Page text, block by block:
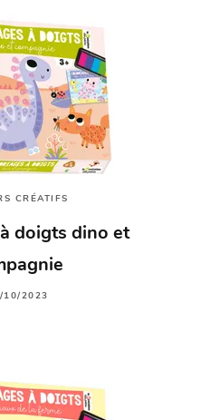
CRÉATIFS
doigts dino et
10/2023